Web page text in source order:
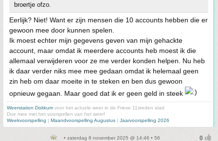
broertje ofzo.
Eerlijk? Niet! Want er zijn mensen die 10 accounts hebben die er
gewoon mee door kunnen spelen.
Ik moest echter mijn gegevens geven van mijn gehackte
account, maar omdat ik meerdere accounts heb moest ik die
allemaal verwijderen voor ze me verder konden helpen. Nu heb
ik daar verder niks mee mee gedaan omdat ik helemaal geen
zin heb om daar moeite in te steken en ben dus gewoon
opnieuw gegaan. Maar goed dat ik er geen geld in steek
Weerstation Dokkum voor het actuele weer in de Friese 11steden stad
Doe mee met het voorspellen van het weer!
Weekvoorspelling | Maandvoorspelling Augustus | Jaarvoorspelling 2026
• zaterdag 8 november 2025 @ 14:46 • 56